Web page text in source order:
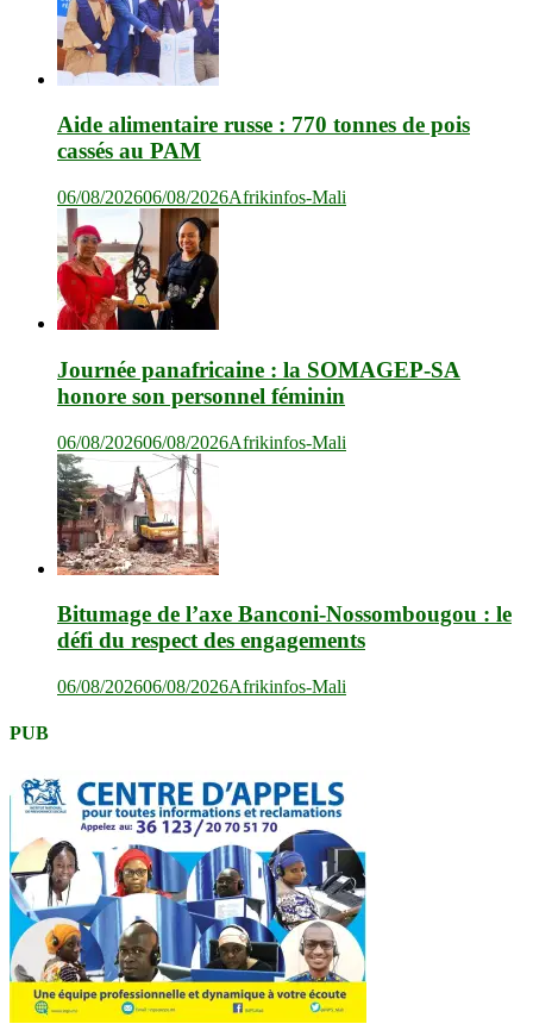
Aide alimentaire russe : 770 tonnes de pois
cassés au PAM
06/08/202606/08/2026Afrikinfos-Mali
Journée panafricaine : la SOMAGEP-SA
honore son personnel féminin
06/08/202606/08/2026Afrikinfos-Mali
Bitumage de l’axe Banconi-Nossombougou : le
défi du respect des engagements
06/08/202606/08/2026Afrikinfos-Mali
PUB